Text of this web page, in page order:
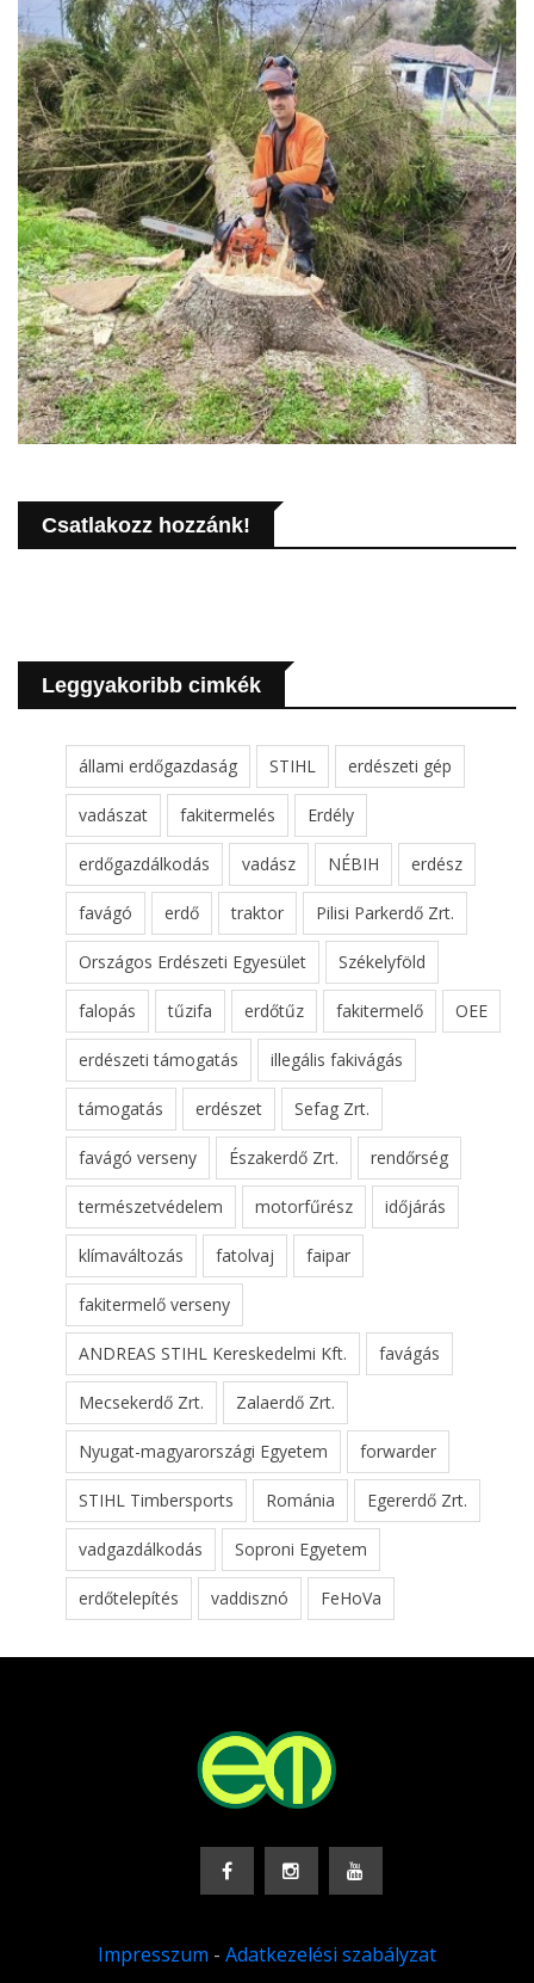
Csatlakozz hozzánk!
Leggyakoribb cimkék
állami erdőgazdaság STIHL erdészeti gép
vadászat fakitermelés Erdély
erdőgazdálkodás vadász NÉBIH erdész
favágó erdő traktor Pilisi Parkerdő Zrt.
Országos Erdészeti Egyesület Székelyföld
falopás tűzifa erdőtűz fakitermelő OEE
erdészeti támogatás illegális fakivágás
támogatás erdészet Sefag Zrt.
favágó verseny Északerdő Zrt. rendőrség
természetvédelem motorfűrész időjárás
klímaváltozás fatolvaj faipar
fakitermelő verseny
ANDREAS STIHL Kereskedelmi Kft. favágás
Mecsekerdő Zrt. Zalaerdő Zrt.
Nyugat-magyarországi Egyetem forwarder
STIHL Timbersports Románia Egererdő Zrt.
vadgazdálkodás Soproni Egyetem
erdőtelepítés vaddisznó FeHoVa
Impresszum - Adatkezelési szabályzat